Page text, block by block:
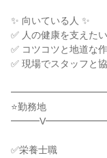
✨ 向いている人 ✨
✅ 人の健康を支えた
✅ コツコツと地道な
✅ 現場でスタッフと
⭐勤務地
✅栄養士職